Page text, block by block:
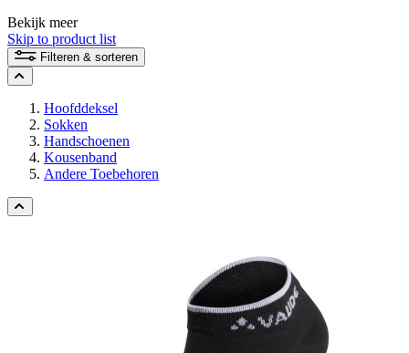
een hoog comfortniveau. Vind het juiste accessoire dat je
outdooravonturen ondersteunt en tegelijkertijd milieuvriendelijk is.
Bekijk meer
Skip to product list
Filteren & sorteren
Hoofddeksel
Sokken
Handschoenen
Kousenband
Andere Toebehoren